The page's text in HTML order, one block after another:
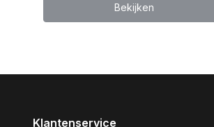
Bekijken
Klantenservice